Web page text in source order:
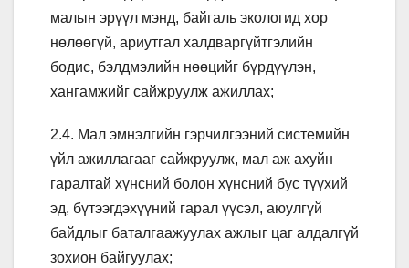
малын эрүүл мэнд, байгаль экологид хор
нөлөөгүй, ариутгал халдваргүйтгэлийн
бодис, бэлдмэлийн нөөцийг бүрдүүлэн,
хангамжийг сайжруулж ажиллах;
2.4. Мал эмнэлгийн гэрчилгээний системийн
үйл ажиллагааг сайжруулж, мал аж ахуйн
гаралтай хүнсний болон хүнсний бус түүхий
эд, бүтээгдэхүүний гарал үүсэл, аюулгүй
байдлыг баталгаажуулах ажлыг цаг алдалгүй
зохион байгуулах;